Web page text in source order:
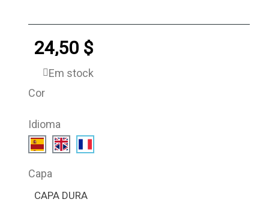
24,50 $
Em stock
Cor
Idioma
Capa
CAPA DURA